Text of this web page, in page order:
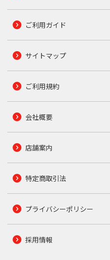
ご利用ガイド
サイトマップ
ご利用規約
会社概要
店舗案内
特定商取引法
プライバシーポリシー
採用情報